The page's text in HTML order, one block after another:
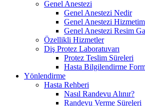
Genel Anestezi
Genel Anestezi Nedir
Genel Anestezi
Genel Anestezi Resim
Özellikli Hizmetler
Diş Protez Laboratuvarı
Protez Teslim Süreleri
Hasta Bilgilendirme
Yönlendirme
Hasta Rehberi
Nasıl Randevu Alınır?
Randevu Verme Süreleri